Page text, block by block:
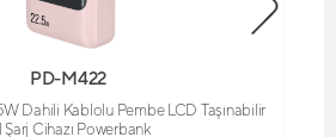
PD-M422
Dahili Kablolu Pembe LCD Taşınabilir
Şarj Cihazı Powerbank